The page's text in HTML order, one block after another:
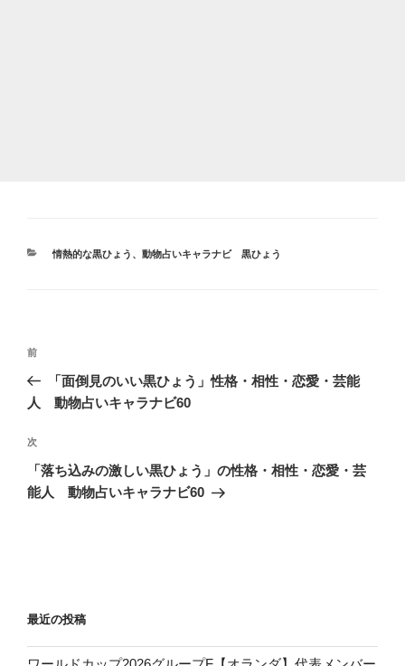
カ
情熱的な黒ひょう 、 動物占いキャラナビ 黒ひょう
投
ナ
ゲ
ー
シ
前
の
投
前
「面倒見のいい黒ひょう」性格・相性・恋愛・芸能
人 動物占いキャラナビ60
次
の
投
次
「落ち込みの激しい黒ひょう」の性格・相性・恋愛・芸
能人 動物占いキャラナビ60
最近の投稿